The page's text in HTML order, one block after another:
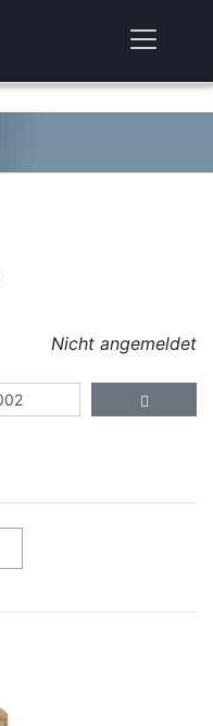
Nicht angemeldet